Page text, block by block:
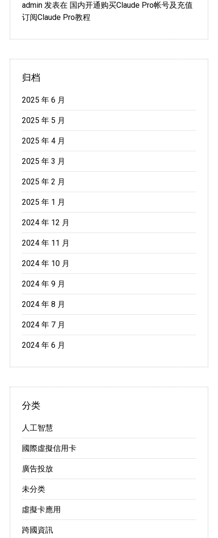
admin 发表在 国内开通购买Claude Pro帐号及充值
订阅Claude Pro教程
归档
2025 年 6 月
2025 年 5 月
2025 年 4 月
2025 年 3 月
2025 年 2 月
2025 年 1 月
2024 年 12 月
2024 年 11 月
2024 年 10 月
2024 年 9 月
2024 年 8 月
2024 年 7 月
2024 年 6 月
分类
人工智慧
國際虛擬信用卡
廣告投放
未分类
虛擬卡應用
跨國資訊